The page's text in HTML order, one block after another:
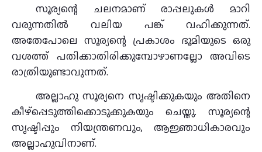
സൂര്യന്റെ ചലനമാണ് രാപ്പലുകൾ മാറി
വരുന്നതിൽ വലിയ പങ്ക് വഹിക്കുന്നത്.
അതേപോലെ സൂര്യന്റെ പ്രകാശം ഭൂമിയുടെ ഒരു
വശത്ത് പതിക്കാതിരിക്കുമ്പോഴാണല്ലോ അവിടെ
രാത്രിയുണ്ടാവുന്നത്.
അല്ലാഹു സൂര്യനെ സൃഷ്ടിക്കുകയും അതിനെ
കീഴ്പ്പെടുത്തിക്കൊടുക്കുകയും ചെയ്തു. സൂര്യന്റെ
സൃഷ്ടിപ്പും നിയന്ത്രണവും, ആജ്ഞാധികാരവും
അല്ലാഹുവിനാണ്.